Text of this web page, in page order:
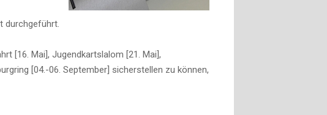
durchgeführt.
[16. Mai], Jugendkartslalom [21. Mai],
[04.-06. September] sicherstellen zu können,